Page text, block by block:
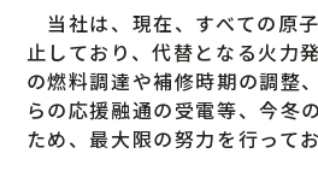
当社は、現在、すべての原
止しており、代替となる火力
の燃料調達や補修時期の調整
らの応援融通の受電等、今冬
ため、最大限の努力を行ってお